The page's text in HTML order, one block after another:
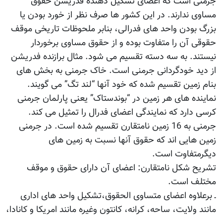
مساوی ندارند. در این کشور ها صرف نظر از خورد بودن یا
بزرگ بودن واحد های فدرالی، بنابر ملحوظات تاریخی موقف
حقوقی آن را متفاوت بوده و از حقوق مساوی برخوردار
نیستند. به سه دسته تقسیم می شود. مثال برازنده فدریشن
از دید خودگردانی جرمنی است. خاک جرمنی به بخش های
بنام زمین تقسیم شده که خود آنها “لند تگ” می گویند.
نماینده های هر زمین در “بوندستاک” یعنی پارلمان جرمنی
کرسی دارد که نمایندگی اعضای فدرال را تمثیل می کند.
جرمنی به 16 زمین نامتقارن تقسیم شده است. در جرمنی
زمین هایی اند که حقوق آنها نسبت به زمین های
دیگرمتفاوت است.
تشریح شکل نامتقارن: اعضای آن دارای حقوق و موقف
مختلف است.
ـ برعلاوه اعضای متساوی الحقوق،تشکیل واحد های اداری
مانند ولایت، ساحه، کرانه، کانتون وغیره مانند امریکا و کانادا،